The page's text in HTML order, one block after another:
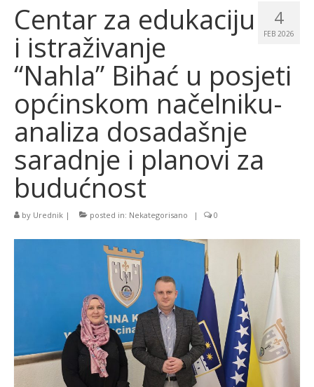
4
FEB 2026
Centar za edukaciju
i istraživanje
“Nahla” Bihać u posjeti
općinskom načelniku-
analiza dosadašnje
saradnje i planovi za
budućnost
by Urednik | posted in: Nekategorisano | 0